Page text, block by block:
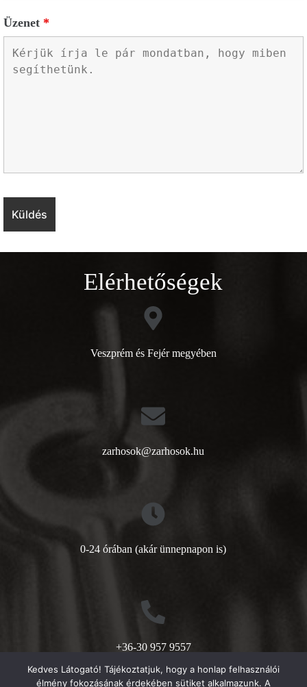
Üzenet *
Elérhetőségek
Veszprém és Fejér megyében
zarhosok@zarhosok.hu
0-24 órában (akár ünnepnapon is)
+36-30 957 9557
Kedves Látogató! Tájékoztatjuk, hogy a honlap felhasználói
élmény fokozásának érdekében sütiket alkalmazunk. A